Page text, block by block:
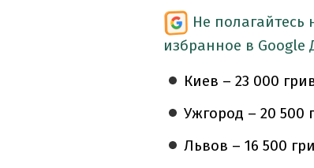
Не полагайтесь
избранное в Google
Киев – 23 000
Ужгород – 20 500
Львов – 16 500